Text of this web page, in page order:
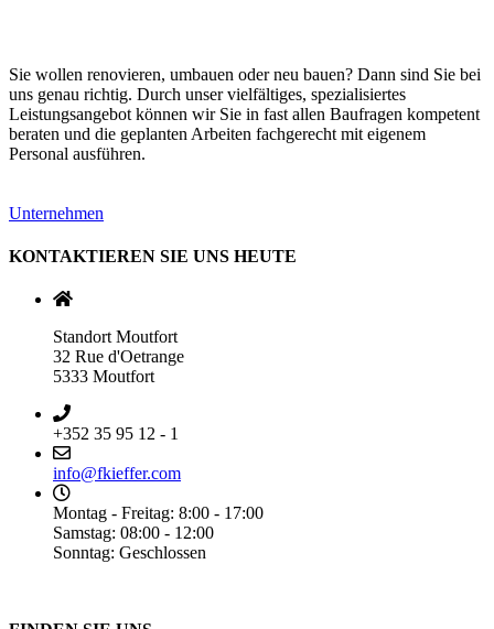
Sie wollen renovieren, umbauen oder neu bauen? Dann sind Sie bei
uns genau richtig. Durch unser vielfältiges, spezialisiertes
Leistungsangebot können wir Sie in fast allen Baufragen kompetent
beraten und die geplanten Arbeiten fachgerecht mit eigenem
Personal ausführen.
Unternehmen
KONTAKTIEREN SIE UNS HEUTE
Standort Moutfort
32 Rue d'Oetrange
5333 Moutfort
+352 35 95 12 - 1
info@fkieffer.com
Montag - Freitag: 8:00 - 17:00
Samstag: 08:00 - 12:00
Sonntag: Geschlossen